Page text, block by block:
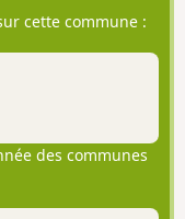
cette commune :
des communes